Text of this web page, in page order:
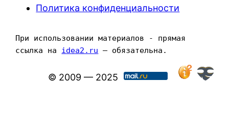
Политика конфиденциальности
При использовании материалов - прямая
ссылка на idea2.ru — обязательна.
© 2009 — 2025